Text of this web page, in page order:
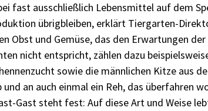
fast ausschließlich Lebensmittel auf dem
übrigbleiben, erklärt Tiergarten-
Obst und Gemüse, das den Erwartungen der
nicht entspricht, zählen dazu
sowie die männlichen Kitze aus
an auch einmal ein Reh, das überfahren
Gast steht fest: Auf diese Art und Weise